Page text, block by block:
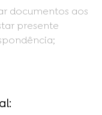
documentos aos
presente